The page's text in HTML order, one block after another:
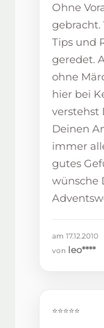
Ohne
gebracht.
Tips und
geredet.
ohne
hier bei
verstehst
Deinen
immer
gutes
wünsche
am 17.12.2010
von leo****
⭐⭐⭐⭐⭐